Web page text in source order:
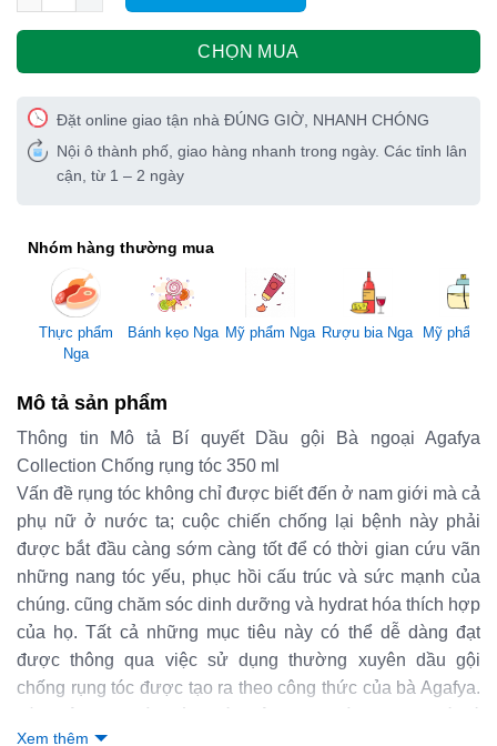
CHỌN MUA
Đặt online giao tận nhà ĐÚNG GIỜ, NHANH CHÓNG
Nội ô thành phố, giao hàng nhanh trong ngày. Các tỉnh lân
cận, từ 1 – 2 ngày
Nhóm hàng thường mua
Thực phẩm
Nga
Bánh kẹo Nga Mỹ phẩm Nga Rượu bia Nga Mỹ phẩm
Mô tả sản phẩm
Thông tin Mô tả Bí quyết Dầu gội Bà ngoại Agafya
Collection Chống rụng tóc 350 ml
Vấn đề rụng tóc không chỉ được biết đến ở nam giới mà cả
phụ nữ ở nước ta; cuộc chiến chống lại bệnh này phải
được bắt đầu càng sớm càng tốt để có thời gian cứu vãn
những nang tóc yếu, phục hồi cấu trúc và sức mạnh của
chúng. cũng chăm sóc dinh dưỡng và hydrat hóa thích hợp
của họ. Tất cả những mục tiêu này có thể dễ dàng đạt
được thông qua việc sử dụng thường xuyên dầu gội
chống rụng tóc được tạo ra theo công thức của bà Agafya.
Xem thêm